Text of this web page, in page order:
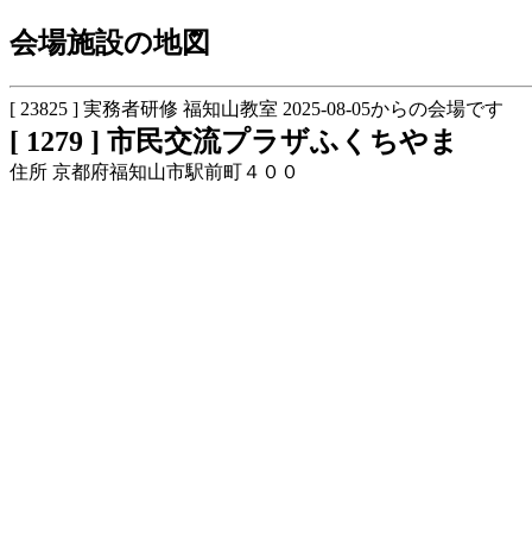
会場施設の地図
[ 23825 ] 実務者研修 福知山教室 2025-08-05からの会場です
[ 1279 ] 市民交流プラザふくちやま
住所 京都府福知山市駅前町４００